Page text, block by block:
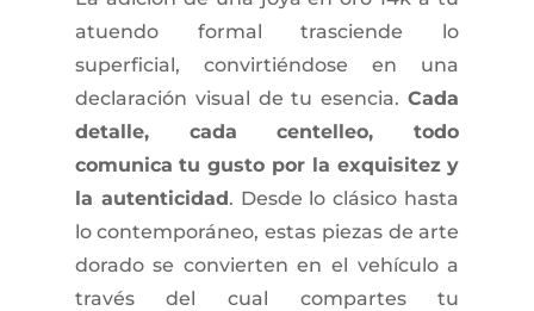
atuendo formal trasciende lo
superficial, convirtiéndose en una
declaración visual de tu esencia.Cada
detalle, cada centelleo, todo
comunica tu gusto por la exquisitez y
la autenticidad. Desde lo clásico hasta
lo contemporáneo, estas piezas de arte
dorado se convierten en el vehículo a
través del cual compartes tu